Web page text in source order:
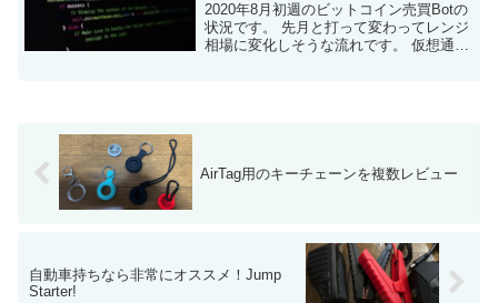
2020年8月初週のビットコイン売買Botの
状況です。 先月と打って変わってレンジ
相場に変化しそうな流れです。 仮想通貨
AirTag用のキーチェーンを複数レビュー
自動車持ちなら非常にオススメ！Jump
Starter!